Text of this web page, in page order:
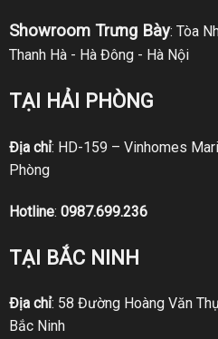
Showroom Trưng Bày: Tòa
Thanh Hà - Hà Đông - Hà Nội
TẠI HẢI PHÒNG
Địa chỉ: HD-159 – Vinhomes
Phòng
Hotline: 0987.699.236
TẠI BẮC NINH
Địa chỉ: 58 Đường Hoàng Văn
Bắc Ninh